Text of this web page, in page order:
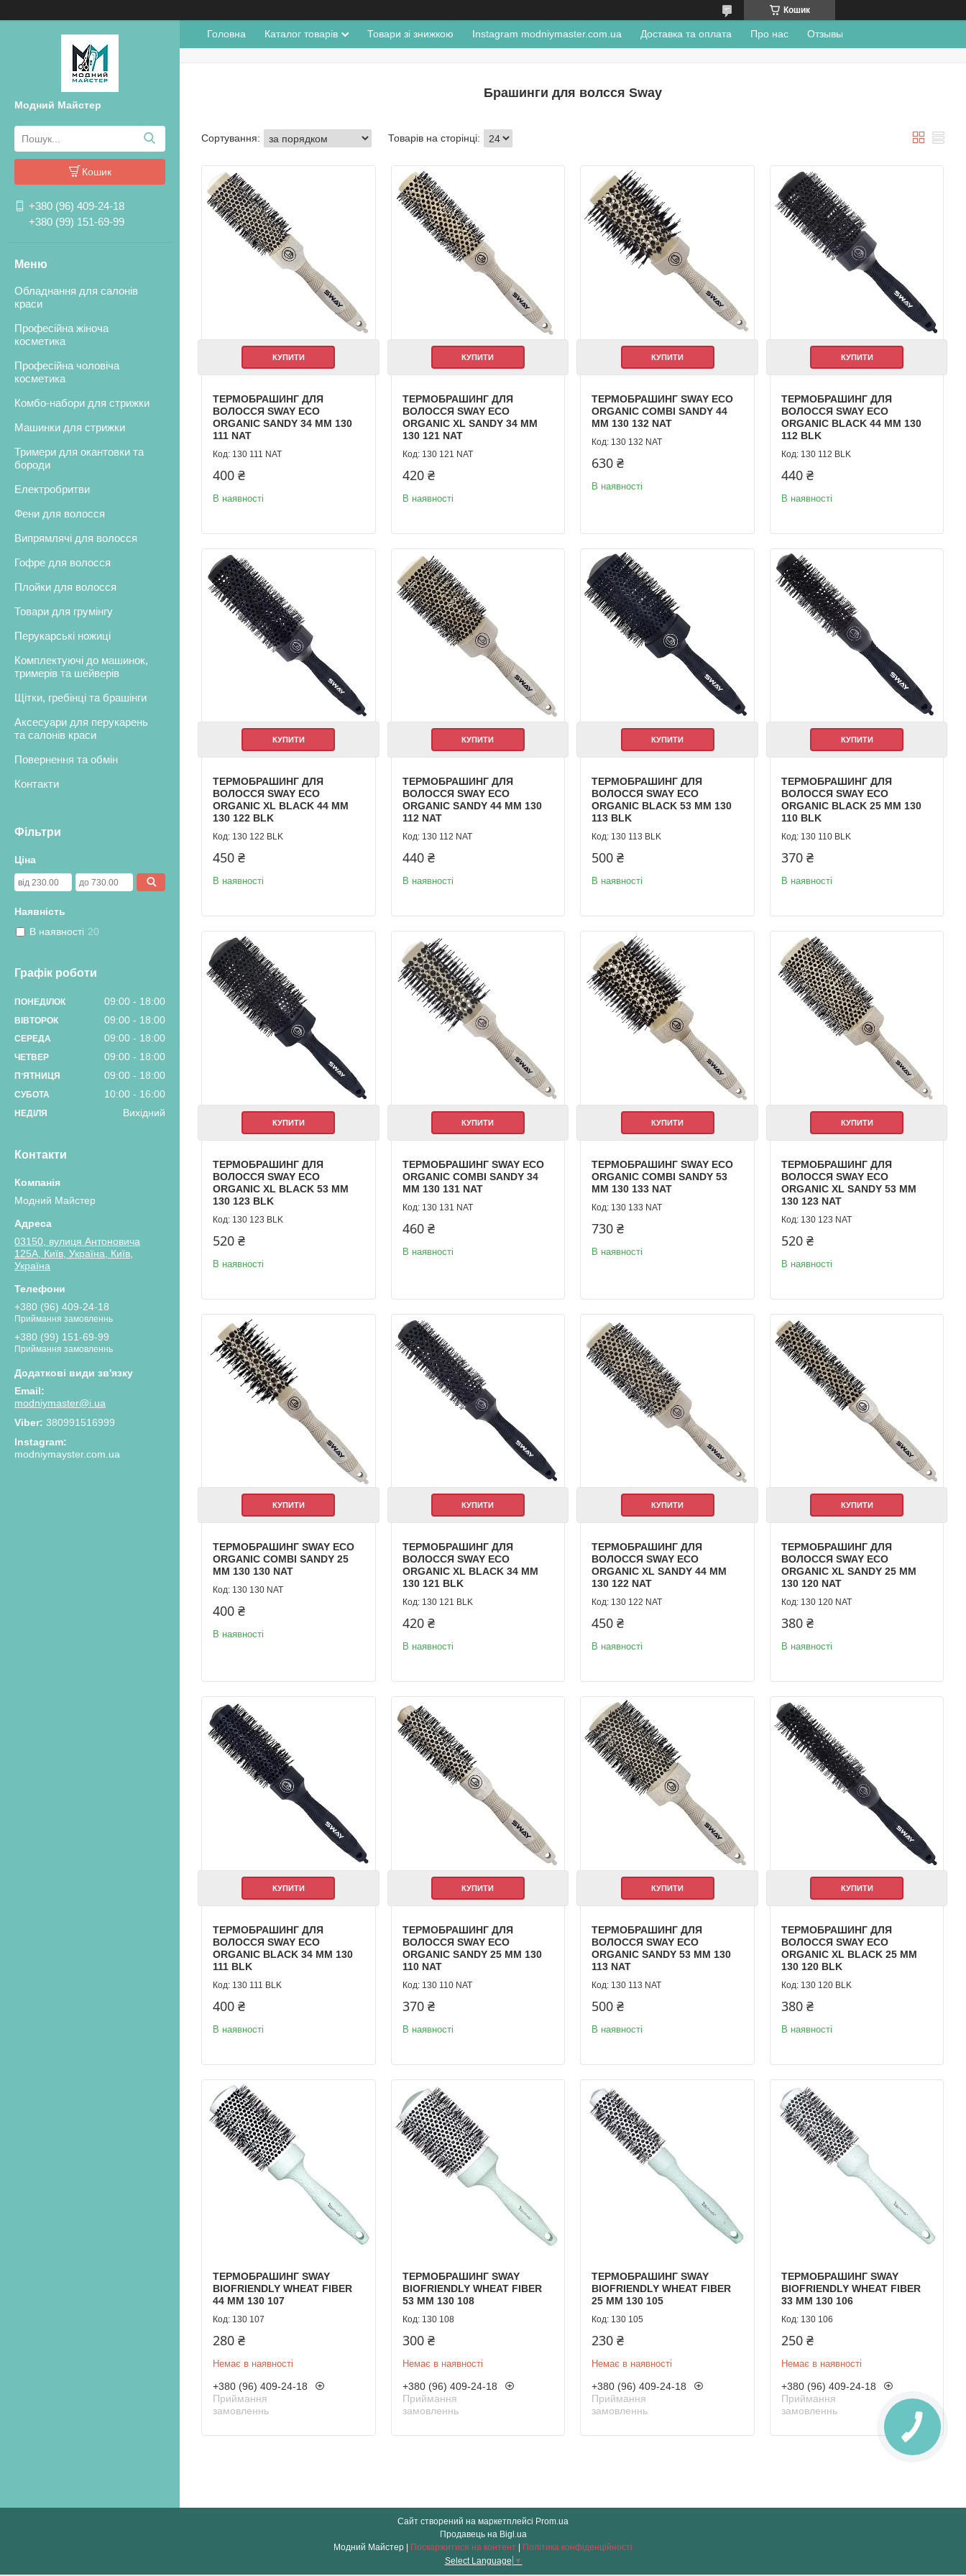
Кошик
Модний Майстер
Кошик
+380 (96) 409-24-18
+380 (99) 151-69-99
Обладнання для салонів
краси
Професійна жіноча
косметика
Професійна чоловіча
косметика
Комбо-набори для стрижки
Машинки для стрижки
Тримери для окантовки та
бороди
Електробритви
Фени для волосся
Випрямлячі для волосся
Гофре для волосся
Плойки для волосся
Товари для грумінгу
Перукарські ножиці
Комплектуючі до машинок,
тримерів та шейверів
Щітки, гребінці та брашінги
Аксесуари для перукарень
та салонів краси
Повернення та обмін
Контакти
Фільтри
Ціна
Наявність
В наявності 20
Графік роботи
ПОНЕДІЛОК 09:00 18:00
ВІВТОРОК 09:00 18:00
СЕРЕДА 09:00 18:00
ЧЕТВЕР 09:00 18:00
ПʼЯТНИЦЯ 09:00 18:00
СУБОТА 10:00 16:00
НЕДІЛЯ Вихідний
Контакти
Модний Майстер
03150, вулиця Антоновича
125А, Київ, Україна, Київ,
Україна
+380 (96) 409-24-18
Приймання замовленнь
+380 (99) 151-69-99
Приймання замовленнь
modniymaster@i.ua
380991516999
Instagram
modniymayster.com.ua
Головна Каталог товарів Товари зі знижкою Instagram modniymaster.com.ua Доставка та оплата Про нас Отзывы
Брашинги для волсся Sway
КУПИТИ
ТЕРМОБРАШИНГ ДЛЯ
ВОЛОССЯ SWAY ECO
ORGANIC SANDY 34 ММ 130
111 NAT
130 111 NAT
400 ₴
В наявності
КУПИТИ
ТЕРМОБРАШИНГ ДЛЯ
ВОЛОССЯ SWAY ECO
ORGANIC XL SANDY 34 ММ
130 121 NAT
130 121 NAT
420 ₴
В наявності
КУПИТИ
ТЕРМОБРАШИНГ SWAY ECO
ORGANIC COMBI SANDY 44
ММ 130 132 NAT
130 132 NAT
630 ₴
В наявності
КУПИТИ
ТЕРМОБРАШИНГ ДЛЯ
ВОЛОССЯ SWAY ECO
ORGANIC BLACK 44 ММ 130
112 BLK
130 112 BLK
440 ₴
В наявності
КУПИТИ
ТЕРМОБРАШИНГ ДЛЯ
ВОЛОССЯ SWAY ECO
ORGANIC XL BLACK 44 ММ
130 122 BLK
130 122 BLK
450 ₴
В наявності
КУПИТИ
ТЕРМОБРАШИНГ ДЛЯ
ВОЛОССЯ SWAY ECO
ORGANIC SANDY 44 ММ 130
112 NAT
130 112 NAT
440 ₴
В наявності
КУПИТИ
ТЕРМОБРАШИНГ ДЛЯ
ВОЛОССЯ SWAY ECO
ORGANIC BLACK 53 ММ 130
113 BLK
130 113 BLK
500 ₴
В наявності
КУПИТИ
ТЕРМОБРАШИНГ ДЛЯ
ВОЛОССЯ SWAY ECO
ORGANIC BLACK 25 ММ 130
110 BLK
130 110 BLK
370 ₴
В наявності
КУПИТИ
ТЕРМОБРАШИНГ ДЛЯ
ВОЛОССЯ SWAY ECO
ORGANIC XL BLACK 53 ММ
130 123 BLK
130 123 BLK
520 ₴
В наявності
КУПИТИ
ТЕРМОБРАШИНГ SWAY ECO
ORGANIC COMBI SANDY 34
ММ 130 131 NAT
130 131 NAT
460 ₴
В наявності
КУПИТИ
ТЕРМОБРАШИНГ SWAY ECO
ORGANIC COMBI SANDY 53
ММ 130 133 NAT
130 133 NAT
730 ₴
В наявності
КУПИТИ
ТЕРМОБРАШИНГ ДЛЯ
ВОЛОССЯ SWAY ECO
ORGANIC XL SANDY 53 ММ
130 123 NAT
130 123 NAT
520 ₴
В наявності
КУПИТИ
ТЕРМОБРАШИНГ SWAY ECO
ORGANIC COMBI SANDY 25
ММ 130 130 NAT
130 130 NAT
400 ₴
В наявності
КУПИТИ
ТЕРМОБРАШИНГ ДЛЯ
ВОЛОССЯ SWAY ECO
ORGANIC XL BLACK 34 ММ
130 121 BLK
130 121 BLK
420 ₴
В наявності
КУПИТИ
ТЕРМОБРАШИНГ ДЛЯ
ВОЛОССЯ SWAY ECO
ORGANIC XL SANDY 44 ММ
130 122 NAT
130 122 NAT
450 ₴
В наявності
КУПИТИ
ТЕРМОБРАШИНГ ДЛЯ
ВОЛОССЯ SWAY ECO
ORGANIC XL SANDY 25 ММ
130 120 NAT
130 120 NAT
380 ₴
В наявності
КУПИТИ
ТЕРМОБРАШИНГ ДЛЯ
ВОЛОССЯ SWAY ECO
ORGANIC BLACK 34 ММ 130
111 BLK
130 111 BLK
400 ₴
В наявності
КУПИТИ
ТЕРМОБРАШИНГ ДЛЯ
ВОЛОССЯ SWAY ECO
ORGANIC SANDY 25 ММ 130
110 NAT
130 110 NAT
370 ₴
В наявності
КУПИТИ
ТЕРМОБРАШИНГ ДЛЯ
ВОЛОССЯ SWAY ECO
ORGANIC SANDY 53 ММ 130
113 NAT
130 113 NAT
500 ₴
В наявності
КУПИТИ
ТЕРМОБРАШИНГ ДЛЯ
ВОЛОССЯ SWAY ECO
ORGANIC XL BLACK 25 ММ
130 120 BLK
130 120 BLK
380 ₴
В наявності
ТЕРМОБРАШИНГ SWAY
BIOFRIENDLY WHEAT FIBER
44 ММ 130 107
130 107
280 ₴
Немає в наявності
+380 (96) 409-24-18
Приймання
замовленнь
ТЕРМОБРАШИНГ SWAY
BIOFRIENDLY WHEAT FIBER
53 ММ 130 108
130 108
300 ₴
Немає в наявності
+380 (96) 409-24-18
Приймання
замовленнь
ТЕРМОБРАШИНГ SWAY
BIOFRIENDLY WHEAT FIBER
25 ММ 130 105
130 105
230 ₴
Немає в наявності
+380 (96) 409-24-18
Приймання
замовленнь
ТЕРМОБРАШИНГ SWAY
BIOFRIENDLY WHEAT FIBER
33 ММ 130 106
130 106
250 ₴
Немає в наявності
+380 (96) 409-24-18
Приймання
замовленнь
Сайт створений на маркетплейсі Prom.ua
Продавець на Bigl.ua
Поскаржитися на контент
Політика конфіденційності
Select Language ▼